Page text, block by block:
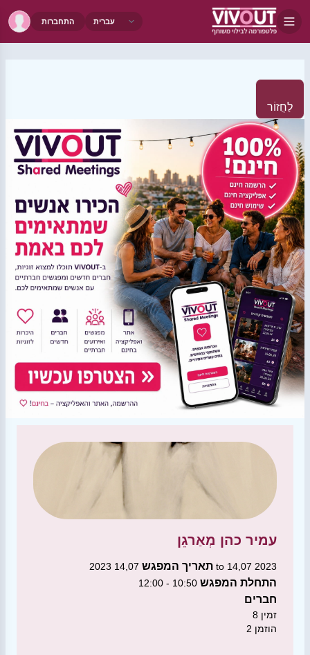
התחברות
לַחֲזוֹר
עמיר כהן מְאַרגֵן
תאריך המפגש 14,07 2023 to 14,07 2023
התחלת המפגש 10:50 - 12:00
חברים
8 זמין
2 הוזמן